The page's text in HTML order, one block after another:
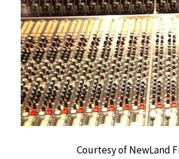
Courtesy of NewLand